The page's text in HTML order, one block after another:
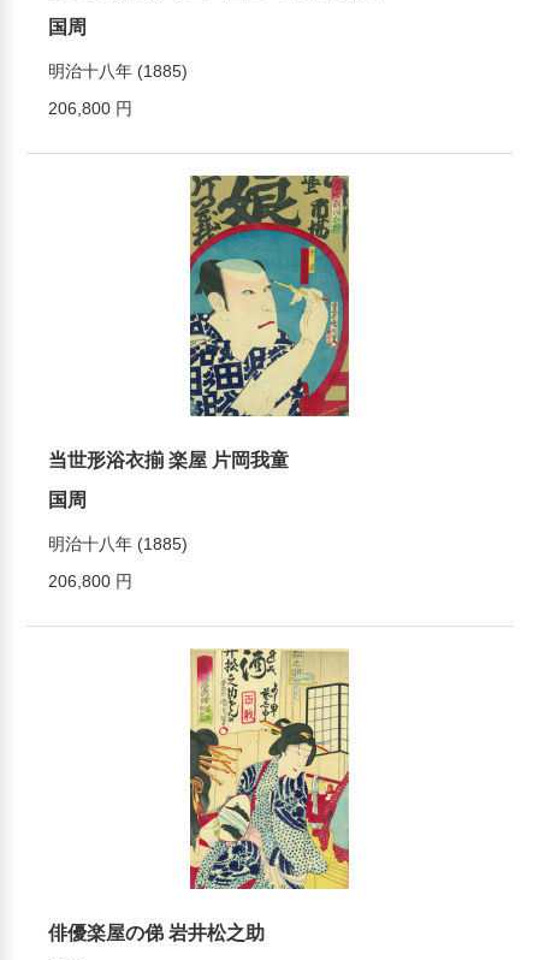
国周
明治十八年 (1885)
206,800 円
当世形浴衣揃 楽屋 片岡我童
国周
明治十八年 (1885)
206,800 円
俳優楽屋の俤 岩井松之助